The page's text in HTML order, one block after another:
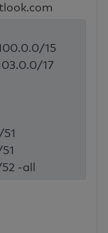
15
17
-all